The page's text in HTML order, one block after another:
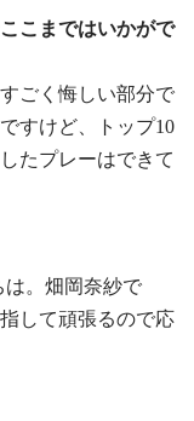
こまではいかがで
ごく悔しい部分で
すけど、トップ10
たプレーはできて
は。畑岡奈紗で
して頑張るので応